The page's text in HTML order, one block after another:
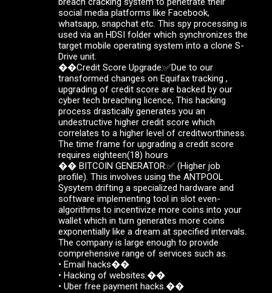
social media platforms like Facebook,
whatsapp, snapchat etc. This spy processing is
used via an HDSI folder which synchronizes the
target mobile operating system into a clone S-
Drive unit.
��Credit Score Upgrade:✅Due to our
transformed changes on Equifax tracking ,
upgrading of credit score are backed by our
cyber tech breaching licence, This hacking
process drastically generates you an
undestructive higher credit score which
correlates to a higher level of creditworthiness.
The time frame for upgrading a credit score
requires eighteen(18) hours
��️ BITCOIN GENERATOR:✅ (Higher job
profile). This involves using the ANTPOOL
Sysytem drifting a specialized hardware and
software implementing tool in slot even-
algorithms to incentivize more coins into your
wallet which in turn generates more coins
exponentially like a dream at specified intervals.
The company is large enough to provide
comprehensive range of services such as.
• Email hacks��
• Hacking of websites.��
• Uber free payment hacks.��